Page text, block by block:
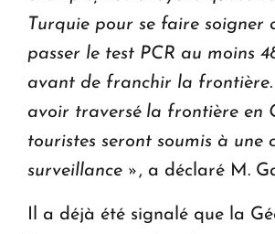
Turquie pour se faire soigner
passer le test PCR au moins
avant de franchir la frontière.
avoir traversé la frontière en
touristes seront soumis à une
surveillance », a déclaré M.
Il a déjà été signalé que la